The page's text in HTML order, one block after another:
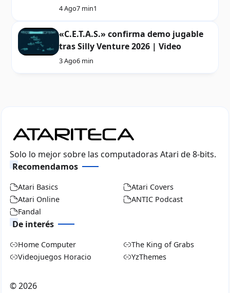
4 Ago7 min1
«C.E.T.A.S.» confirma demo jugable
tras Silly Venture 2026 | Video
3 Ago6 min
Solo lo mejor sobre las computadoras Atari de 8-bits.
Recomendamos
Atari Basics
Atari Covers
Atari Online
ANTIC Podcast
Fandal
De interés
Home Computer
The King of Grabs
Videojuegos Horacio
YzThemes
©2026